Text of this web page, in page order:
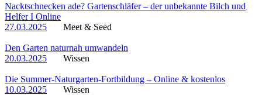
Nacktschnecken ade? Gartenschläfer – der unbekannte Bilch und
Helfer I Online
27.03.2025
Meet & Seed
Den Garten naturnah umwandeln
20.03.2025
Wissen
Die Summer-Naturgarten-Fortbildung – Online & kostenlos
10.03.2025
Wissen